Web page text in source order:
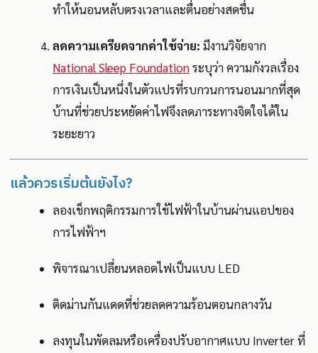
ทำให้นอนหลับตรงเวลาและตื่นอย่างสดชื่น
ลดความเครียดจากค่าใช้จ่าย: มีงานวิจัยจาก
National Sleep Foundationระบุว่า ความกังวลเรื่อง
การเงินเป็นหนึ่งในตัวแปรที่รบกวนการนอนมากที่สุด
บ้านที่ช่วยประหยัดค่าไฟจึงลดภาระทางจิตใจได้ใน
ระยะยาว
แล้วควรเริ่มต้นยังไง?
ลองเช็กพฤติกรรมการใช้ไฟฟ้าในบ้านผ่านแอปของ
การไฟฟ้าฯ
พิจารณาเปลี่ยนหลอดไฟเป็นแบบ LED
ติดม่านกันแดดที่ช่วยลดความร้อนตอนกลางวัน
ลงทุนในพัดลมหรือเครื่องปรับอากาศแบบ Inverter ที่